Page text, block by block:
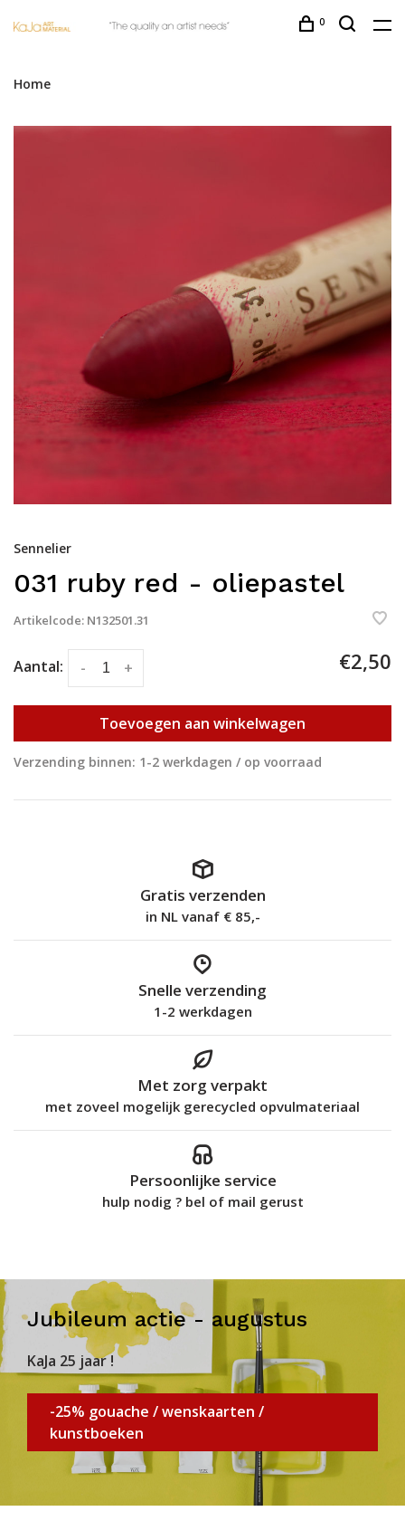
0
Home
Sennelier
031 ruby red - oliepastel
Artikelcode: N132501.31
Aantal: +
- €2,50
Toevoegen aan winkelwagen
Verzending binnen: 1-2 werkdagen / op voorraad
Gratis verzenden
in NL vanaf € 85,-
Snelle verzending
1-2 werkdagen
Met zorg verpakt
met zoveel mogelijk gerecycled opvulmateriaal
Persoonlijke service
hulp nodig ? bel of mail gerust
Jubileum actie - augustus
KaJa 25 jaar !
-25% gouache / wenskaarten /
kunstboeken